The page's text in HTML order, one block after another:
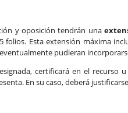
y oposición tendrán una
folios. Esta extensión máxima
pudieran
certificará en el recurso
En su caso, deberá